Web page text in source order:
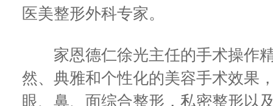
医美整形外科专家。
家恩德仁徐光主任的手术操作精
然、典雅和个性化的美容手术效果
眼、鼻、面综合整形，私密整形以